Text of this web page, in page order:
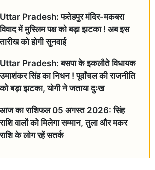
Uttar Pradesh: फतेहपुर मंदिर-मकबरा
विवाद में मुस्लिम पक्ष को बड़ा झटका ! अब इस
तारीख को होगी सुनवाई
Uttar Pradesh: बसपा के इकलौते विधायक
उमाशंकर सिंह का निधन ! पूर्वांचल की राजनीति
को बड़ा झटका, योगी ने जताया दुःख
आज का राशिफल 05 अगस्त 2026: सिंह
राशि वालों को मिलेगा सम्मान, तुला और मकर
राशि के लोग रहें सतर्क